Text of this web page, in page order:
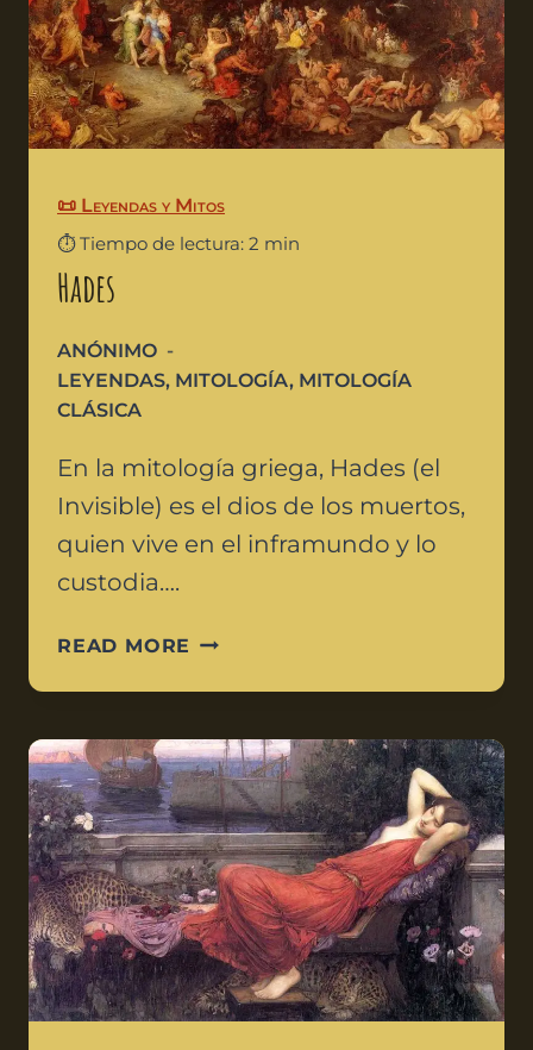
📜 Leyendas y Mitos
⏱️ Tiempo de lectura: 2 min
Hades
ANÓNIMO
LEYENDAS, MITOLOGÍA, MITOLOGÍA
CLÁSICA
En la mitología griega, Hades (el
Invisible) es el dios de los muertos,
quien vive en el inframundo y lo
custodia….
READ MORE